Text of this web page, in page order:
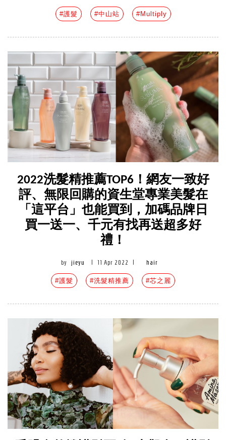
#護髮 #中山站 #Multiply
2022洗髮精推薦TOP6！網友一致好
評、無限回購的資生堂專業美髮在
「這平台」也能買到，加碼品牌日
買一送一、千元有找再送超多好
禮！
by jieyu 11 Apr 2022 hair
#護髮 #洗髮精推薦 #芯之麗